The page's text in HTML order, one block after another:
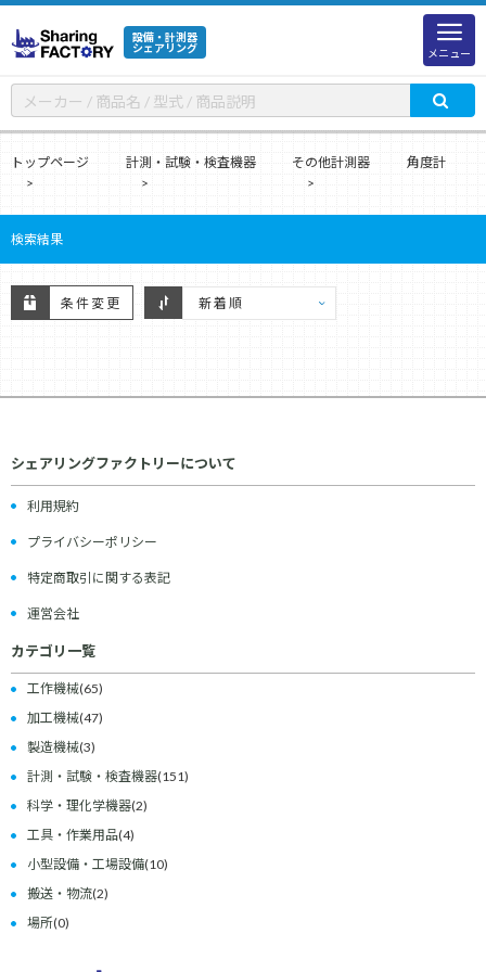
設備・計測器
シェアリング
メニュー
トップページ 計測・試験・検査機器 その他計測器 角度計
検索結果
条件変更
シェアリングファクトリーについて
利用規約
プライバシーポリシー
特定商取引に関する表記
運営会社
カテゴリ一覧
工作機械(65)
加工機械(47)
製造機械(3)
計測・試験・検査機器(151)
科学・理化学機器(2)
工具・作業用品(4)
小型設備・工場設備(10)
搬送・物流(2)
場所(0)